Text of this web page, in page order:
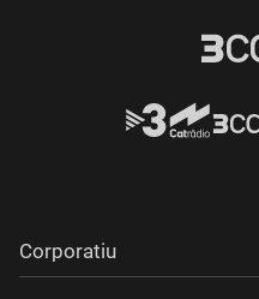
Corporatiu